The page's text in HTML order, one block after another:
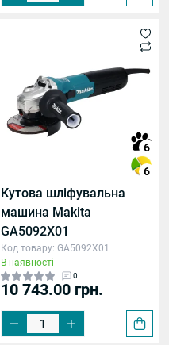
6
6
Кутова шліфувальна
машина Makita
GA5092X01
Код товару: GA5092X01
В наявності
0
10 743.00 грн.